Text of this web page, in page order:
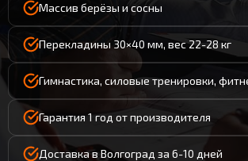
Массив берёзы и сосны
Перекладины 30×40 мм, вес 22-28 кг
Гимнастика, силовые тренировки,
Гарантия 1 год от производителя
Доставка в Волгоград за 6-10 дней